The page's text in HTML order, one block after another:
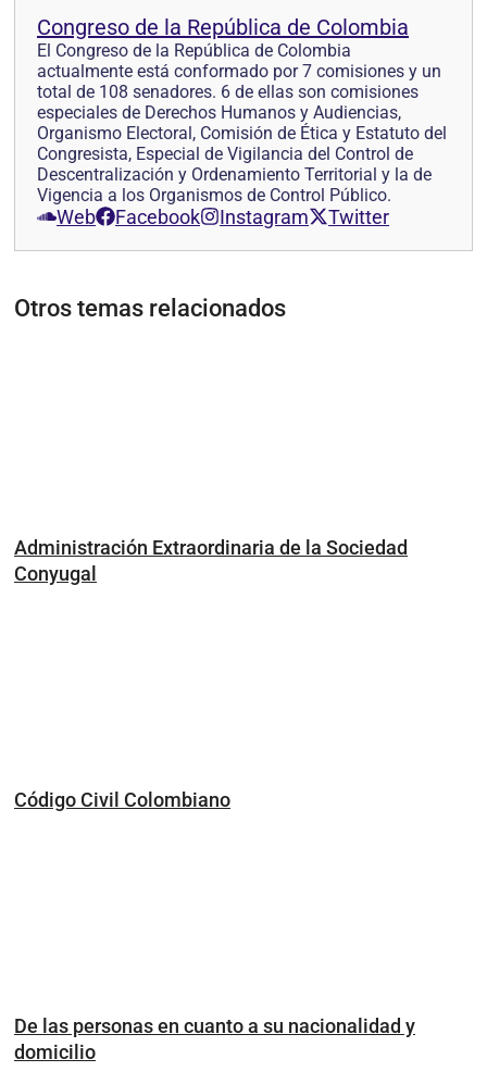
Congreso de la República de Colombia
El Congreso de la República de Colombia
actualmente está conformado por 7 comisiones y un
total de 108 senadores. 6 de ellas son comisiones
especiales de Derechos Humanos y Audiencias,
Organismo Electoral, Comisión de Ética y Estatuto del
Congresista, Especial de Vigilancia del Control de
Descentralización y Ordenamiento Territorial y la de
Vigencia a los Organismos de Control Público.
Web Facebook Instagram Twitter
Otros temas relacionados
Administración Extraordinaria de la Sociedad
Conyugal
Código Civil Colombiano
De las personas en cuanto a su nacionalidad y
domicilio